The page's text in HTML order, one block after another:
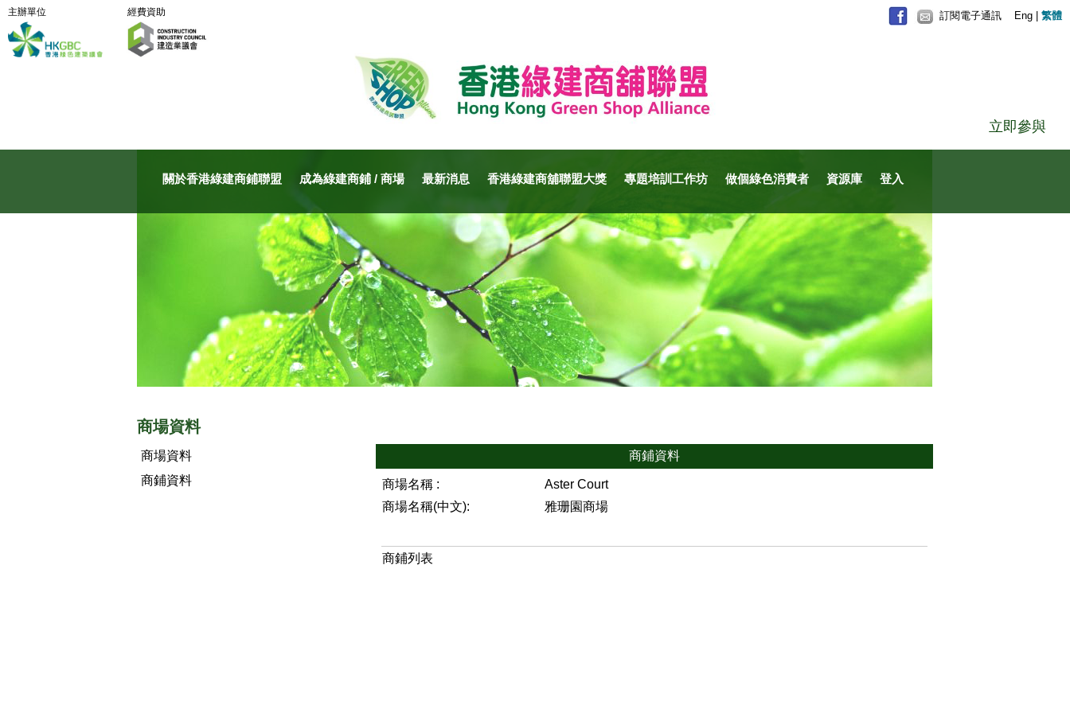
關於香港綠建商鋪聯盟 成為綠建商鋪 / 商場 最新消息 香港綠建商舖聯盟大獎 專題培訓工作坊 做個綠色消費者 資源庫 登入
訂閱電子通訊 Eng 繁體
經費資助
主辦單位
立即參與
商場資料
商場資料
商鋪資料
商鋪資料
商場名稱 :
Aster Court
商場名稱(中文):
雅珊園商場
商鋪列表